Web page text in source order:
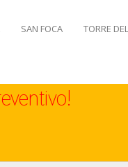
SAN FOCA TORRE